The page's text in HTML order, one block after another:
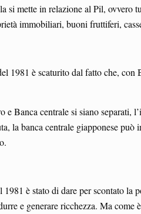
si mette in relazione al Pil,
immobiliari, buoni fruttiferi,
1981 è scaturito dal fatto che,
e Banca centrale si siano
la banca centrale giapponese
è stato di dare per scontato
e generare ricchezza. Ma